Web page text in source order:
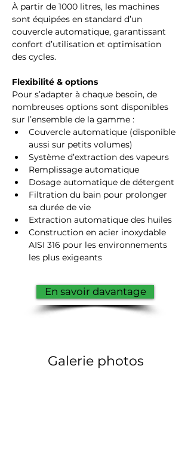
À partir de 1000 litres, les machines
sont équipées en standard d’un
couvercle automatique, garantissant
confort d’utilisation et optimisation
des cycles.
Flexibilité & options
Pour s’adapter à chaque besoin, de
nombreuses options sont disponibles
sur l’ensemble de la gamme :
Couvercle automatique (disponible
aussi sur petits volumes)
Système d’extraction des vapeurs
Remplissage automatique
Dosage automatique de détergent
Filtration du bain pour prolonger
sa durée de vie
Extraction automatique des huiles
Construction en acier inoxydable
AISI 316 pour les environnements
les plus exigeants
En savoir davantage
Galerie photos